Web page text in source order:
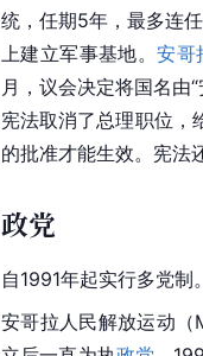
统，任期5年，最多连
上建立军事基地。安哥
月，议会决定将国名由
宪法取消了总理职位，
的批准才能生效。宪法
政党
自1991年起实行多党制
安哥拉人民解放运动